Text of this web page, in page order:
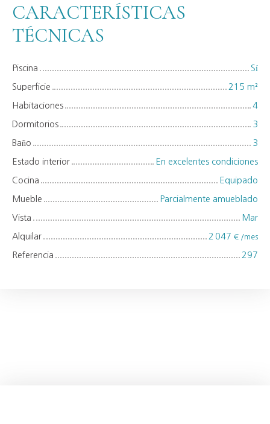
CARACTERÍSTICAS
TÉCNICAS
Piscina Sí
Superficie 215 m²
Habitaciones 4
Dormitorios 3
Baño 3
Estado interior En excelentes condiciones
Cocina Equipado
Mueble Parcialmente amueblado
Vista Mar
Alquilar 2 047 € /mes
Referencia 297